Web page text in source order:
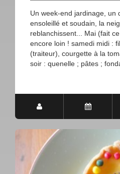
Un week-end jardinage, un
ensoleillé et soudain, la
reblanchissent... Mai (fait
encore loin ! samedi midi :
(traiteur), courgette à la
soir : quenelle ; pâtes ;